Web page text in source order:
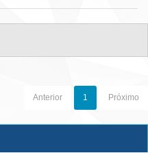
Anterior 1 Próximo